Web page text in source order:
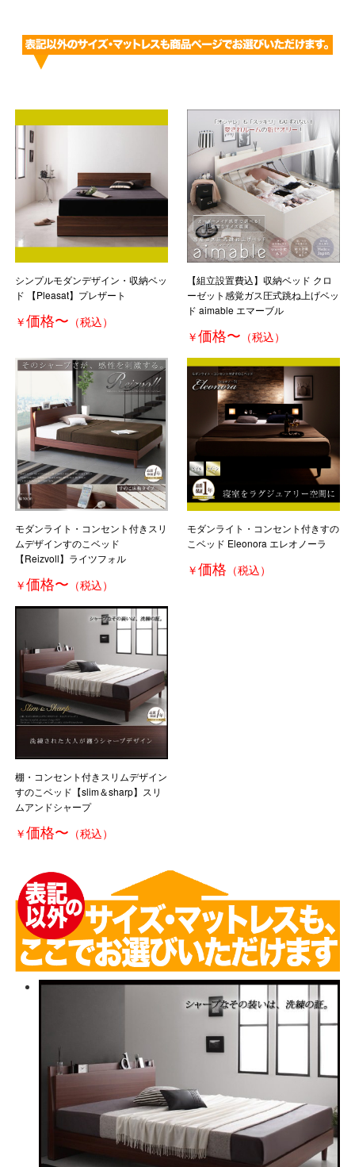
シンプルモダンデザイン・収納ベッ
ド 【Pleasat】プレザート
￥価格〜 （税込）
【組立設置費込】収納ベッド クロ
ーゼット感覚ガス圧式跳ね上げベッ
ド aimable エマーブル
￥価格〜 （税込）
モダンライト・コンセント付きスリ
ムデザインすのこベッド
【Reizvoll】ライツフォル
￥価格〜 （税込）
モダンライト・コンセント付きすの
こベッド Eleonora エレオノーラ
￥価格 （税込）
棚・コンセント付きスリムデザイン
すのこベッド【slim＆sharp】スリ
ムアンドシャープ
￥価格〜 （税込）